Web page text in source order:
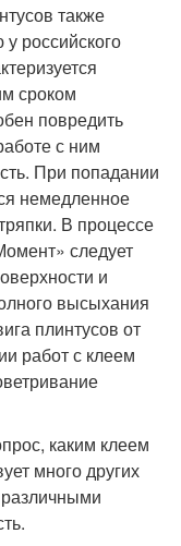
также
российского
сроком
повредить
с ним
При попадании
немедленное
В процессе
следует
и
высыхания
плинтусов от
работ с клеем
каким клеем
много других